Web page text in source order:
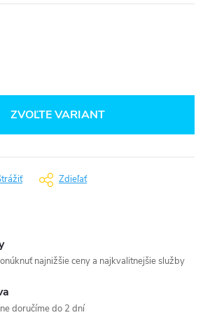
ZVOĽTE VARIANT
Zdieľať
najnižšie ceny a najkvalitnejšie služby
doručíme do 2 dní